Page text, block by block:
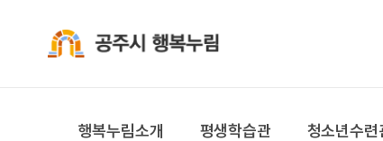
행복누림소개 평생학습관 청소년수련